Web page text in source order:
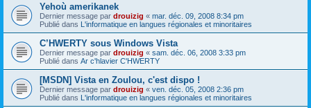
Yehoù amerikanek
Dernier message par drouizig « mar. déc. 09, 2008 8:34 pm
Publié dans L'informatique en langues régionales et minoritaires
C’HWERTY sous Windows Vista
Dernier message par drouizig « sam. déc. 06, 2008 3:33 pm
Publié dans Ar c'hlavier C'HWERTY
[MSDN] Vista en Zoulou, c'est dispo !
Dernier message par drouizig « ven. déc. 05, 2008 2:36 pm
Publié dans L'informatique en langues régionales et minoritaires